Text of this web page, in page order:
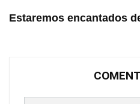
Estaremos encantados